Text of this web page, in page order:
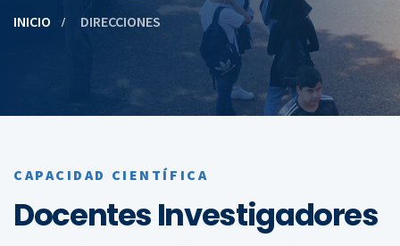
INICIO DIRECCIONES
CAPACIDAD CIENTÍFICA
Docentes Investigadores